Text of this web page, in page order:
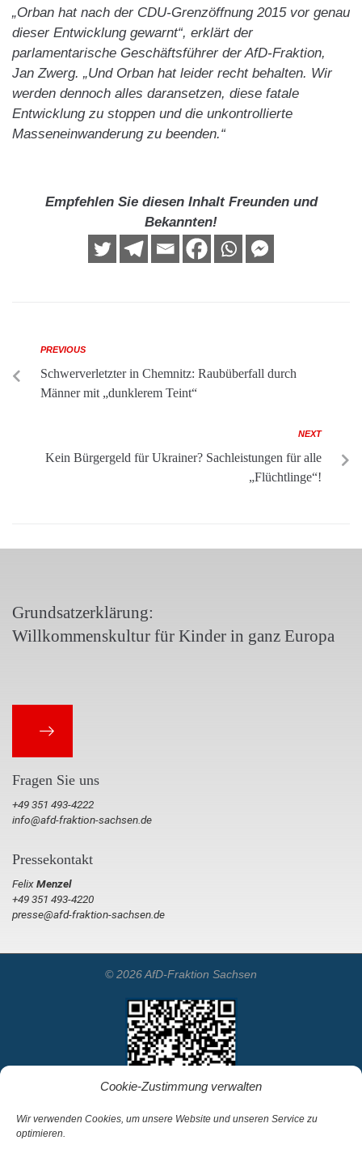
Cookie-Zustimmung verwalten
Wir verwenden Cookies, um unsere Website und unseren Service zu
optimieren.
„Orban hat nach der CDU-Grenzöffnung 2015 vor genau
dieser Entwicklung gewarnt“, erklärt der
parlamentarische Geschäftsführer der AfD-Fraktion,
Jan Zwerg. „Und Orban hat leider recht behalten. Wir
werden dennoch alles daransetzen, diese fatale
Entwicklung zu stoppen und die unkontrollierte
Masseneinwanderung zu beenden.“
Empfehlen Sie diesen Inhalt Freunden und
Bekannten!
PREVIOUS
Schwerverletzter in Chemnitz: Raubüberfall durch
Männer mit „dunklerem Teint“
NEXT
Kein Bürgergeld für Ukrainer? Sachleistungen für alle
„Flüchtlinge“!
Grundsatzerklärung:
Willkommenskultur für Kinder in ganz Europa
Fragen Sie uns
+49 351 493-4222
info@afd-fraktion-sachsen.de
Pressekontakt
FelixMenzel
+49 351 493-4220
presse@afd-fraktion-sachsen.de
© 2026 AfD-Fraktion Sachsen